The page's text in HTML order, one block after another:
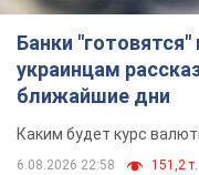
Банки
украинцам
ближайшие дни
Каким будет курс
6.08.2026 22:58 151,2 т.